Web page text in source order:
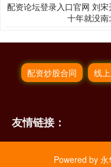
配资论坛登录入口官网 刘
十年就没
配资炒股合同 线
友情链接：
Powered by 永